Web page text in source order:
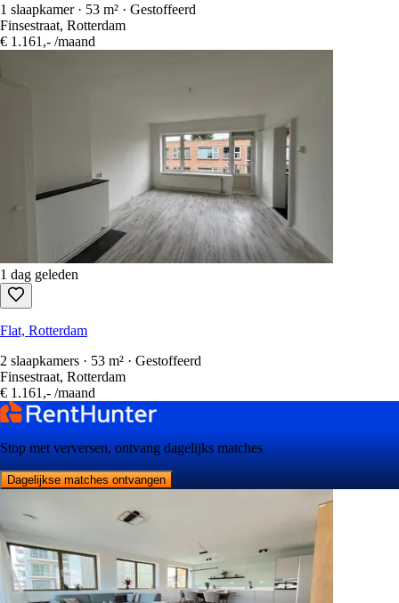
1 slaapkamer · 53 m² · Gestoffeerd
Finsestraat, Rotterdam
€ 1.161,- /maand
1 dag geleden
Flat, Rotterdam
2 slaapkamers · 53 m² · Gestoffeerd
Finsestraat, Rotterdam
€ 1.161,- /maand
Stop met verversen, ontvang dagelijks matches
Dagelijkse matches ontvangen